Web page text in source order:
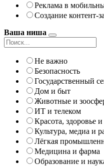
Реклама в
Создание контент-
Ваша ниша
Не важно
Безопасность
Государственный
Дом и быт
Животные и
ИТ и телеком
Красота, здоровье
Культура, медиа и
Лёгкая
Медицина и фарма
Образование и